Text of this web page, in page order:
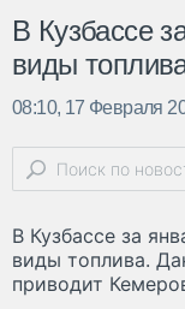
В Кузбассе
виды
08:10, 17 Февраля
В Кузбассе за
виды топлива.
приводит